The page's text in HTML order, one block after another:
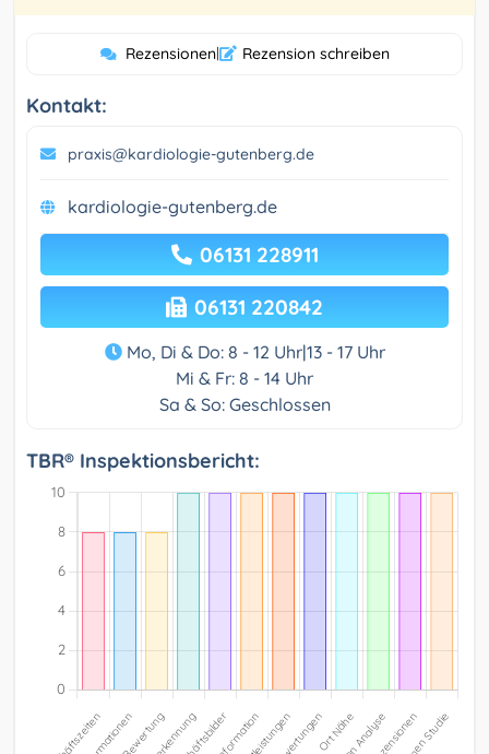
Rezensionen| Rezension schreiben
Kontakt:
praxis@kardiologie-gutenberg.de
kardiologie-gutenberg.de
06131 228911
06131 220842
Mo, Di & Do: 8 - 12 Uhr|13 - 17 Uhr
Mi & Fr: 8 - 14 Uhr
Sa & So: Geschlossen
TBR® Inspektionsbericht: